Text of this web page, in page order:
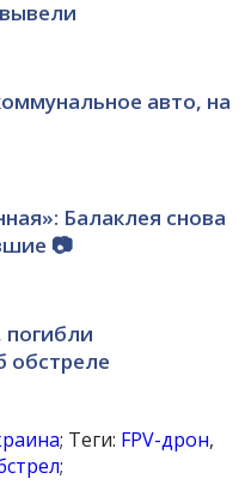
авто, на
Балаклея снова
📷
обстреле
; Теги: FPV-дрон,
;